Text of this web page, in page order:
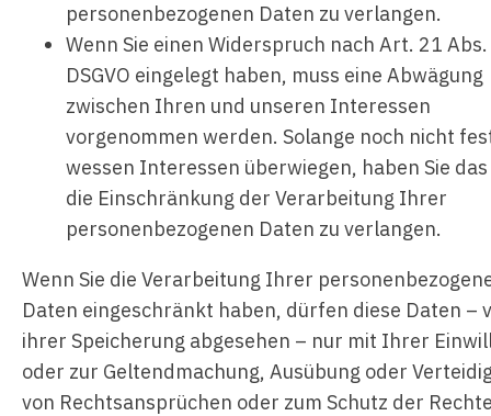
personenbezogenen Daten zu verlangen.
Wenn Sie einen Widerspruch nach Art. 21
DSGVO eingelegt haben, muss eine Abwägung
zwischen Ihren und unseren Interessen
vorgenommen werden. Solange noch nicht
wessen Interessen überwiegen, haben Sie
die Einschränkung der Verarbeitung Ihrer
personenbezogenen Daten zu verlangen.
Wenn Sie die Verarbeitung Ihrer
Daten eingeschränkt haben, dürfen diese Daten –
ihrer Speicherung abgesehen – nur mit Ihrer
oder zur Geltendmachung, Ausübung oder
von Rechtsansprüchen oder zum Schutz der